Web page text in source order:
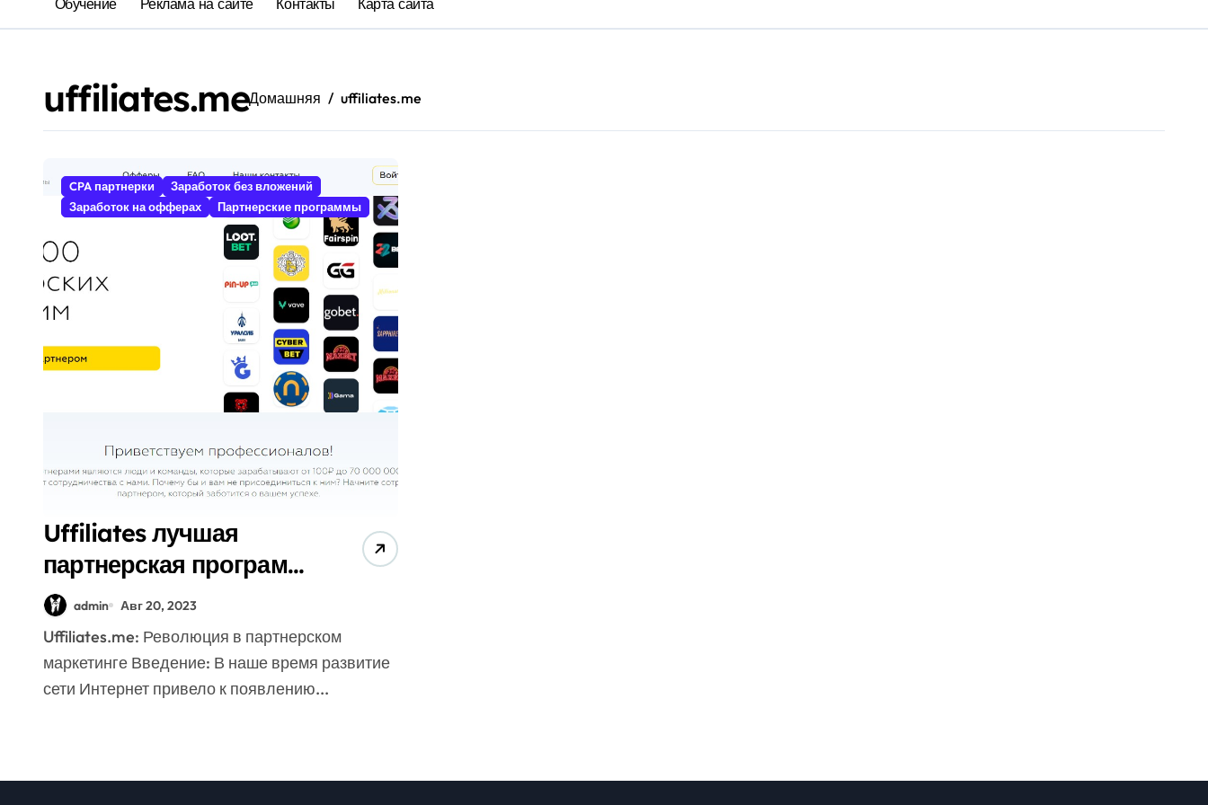
Обучение Реклама на сайте Контакты Карта сайта
uffiliates.meДомашняя uffiliates.me
CPA партнерки
Заработок без вложений
Заработок на офферах
Партнерские программы
Uffiliates лучшая
партнерская программа
более 300 офферов
admin Авг 20, 2023
Uffiliates.me: Революция в партнерском
маркетинге Введение: В наше время развитие
сети Интернет привело к появлению...